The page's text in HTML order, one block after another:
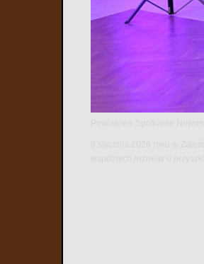
8 stycznia 2026 roku w
wspólnych rozmów o